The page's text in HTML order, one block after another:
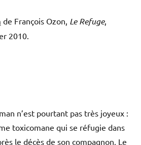
de François Ozon, Le Refuge,
2010.
n’est pourtant pas très joyeux :
toxicomane qui se réfugie dans
le décès de son compagnon. Le